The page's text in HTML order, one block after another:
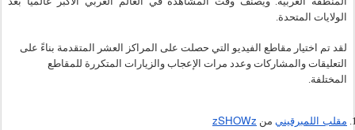
الولايات المتحدة.
المختلفة.
مقلب اللمبرقيني من zSHOWz